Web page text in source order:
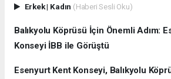
Erkek| Kadın (Haberi Sesli Oku)
Balıkyolu Köprüsü İçin Önemli Adım:
Konseyi İBB ile Görüştü
Esenyurt Kent Konseyi, Balıkyolu